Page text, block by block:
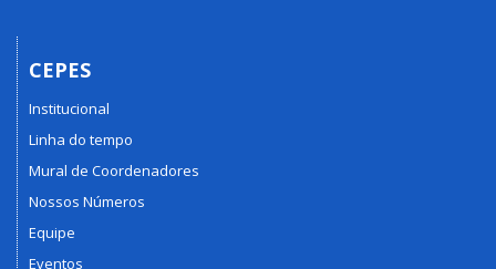
CEPES
Institucional
Linha do tempo
Mural de Coordenadores
Nossos Números
Equipe
Eventos